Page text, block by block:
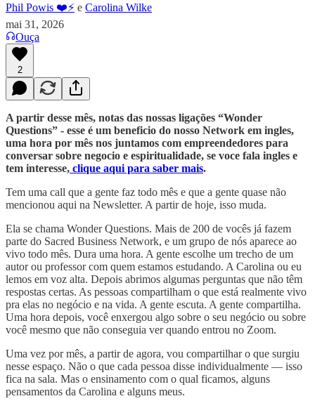
Phil Powis ❤️⚡️ e Carolina Wilke
mai 31, 2026
Ouça
2
A partir desse mês, notas das nossas ligações “Wonder
Questions” - esse é um beneficio do nosso Network em ingles,
uma hora por mês nos juntamos com empreendedores para
conversar sobre negocio e espiritualidade, se voce fala ingles e
tem interesse, clique aqui para saber mais.
Tem uma call que a gente faz todo mês e que a gente quase não
mencionou aqui na Newsletter. A partir de hoje, isso muda.
Ela se chama Wonder Questions. Mais de 200 de vocês já fazem
parte do Sacred Business Network, e um grupo de nós aparece ao
vivo todo mês. Dura uma hora. A gente escolhe um trecho de um
autor ou professor com quem estamos estudando. A Carolina ou eu
lemos em voz alta. Depois abrimos algumas perguntas que não têm
respostas certas. As pessoas compartilham o que está realmente vivo
pra elas no negócio e na vida. A gente escuta. A gente compartilha.
Uma hora depois, você enxergou algo sobre o seu negócio ou sobre
você mesmo que não conseguia ver quando entrou no Zoom.
Uma vez por mês, a partir de agora, vou compartilhar o que surgiu
nesse espaço. Não o que cada pessoa disse individualmente — isso
fica na sala. Mas o ensinamento com o qual ficamos, alguns
pensamentos da Carolina e alguns meus.